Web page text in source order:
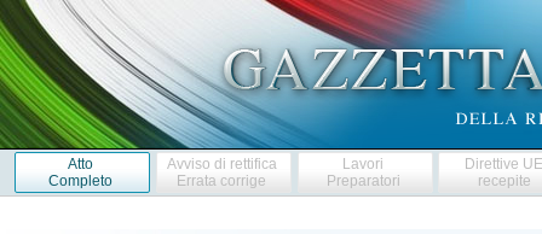
Atto
Completo
Avviso di rettifica
Errata corrige
Lavori
Preparatori
Direttive
recepite